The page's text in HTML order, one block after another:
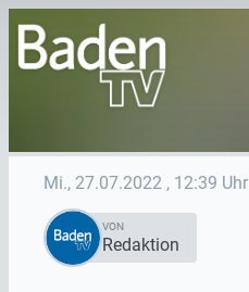
Mi., 27.07.2022 , 12:39 Uhr
VON
Redaktion